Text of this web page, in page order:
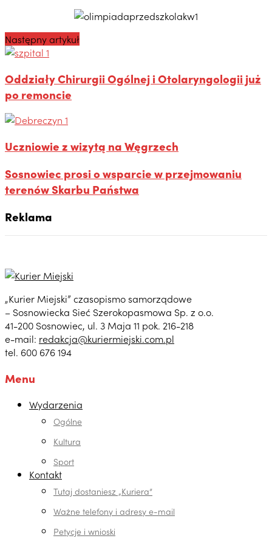
Następny artykuł
Oddziały Chirurgii Ogólnej i Otolaryngologii już
po remoncie
Uczniowie z wizytą na Węgrzech
Sosnowiec prosi o wsparcie w przejmowaniu
terenów Skarbu Państwa
Reklama
„Kurier Miejski” czasopismo samorządowe
– Sosnowiecka Sieć Szerokopasmowa Sp. z o.o.
41-200 Sosnowiec, ul. 3 Maja 11 pok. 216-218
e-mail: redakcja@kuriermiejski.com.pl
tel. 600 676 194
Menu
Wydarzenia
Ogólne
Kultura
Sport
Kontakt
Tutaj dostaniesz „Kuriera”
Ważne telefony i adresy e-mail
Petycje i wnioski